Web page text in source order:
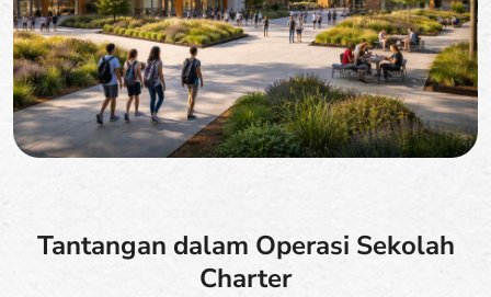
Tantangan dalam Operasi Sekolah
Charter